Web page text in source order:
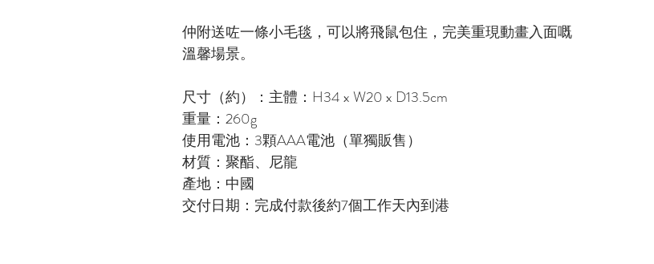
仲附送咗一條小毛毯，可以將飛鼠包住，完美重現動畫入面嘅
溫馨場景。
尺寸（約）：主體：H34 x W20 x D13.5cm
重量：260g
使用電池：3顆AAA電池（單獨販售）
材質：聚酯、尼龍
產地：中國
交付日期：完成付款後約7個工作天內到港